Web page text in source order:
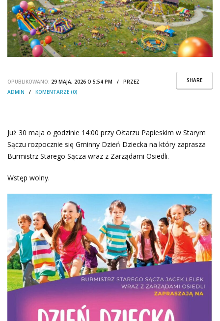
SHARE
OPUBLIKOWANO: 29 MAJA, 2026 O 5:54 PM / PRZEZ
ADMIN / KOMENTARZE (0)
Już 30 maja o godzinie 14:00 przy Ołtarzu Papieskim w Starym
Sączu rozpocznie się Gminny Dzień Dziecka na który zaprasza
Burmistrz Starego Sącza wraz z Zarządami Osiedli.
Wstęp wolny.